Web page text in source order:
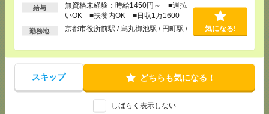
給与
無資格未経験：時給1450円～ ■週払
いOK ■扶養内OK ■日収1万1600円
以上
勤務地
京都市役所前駅 / 烏丸御池駅 / 円町駅 /
気になる!
スキップ どちらも気になる！
しばらく表示しない
気になる！ 電話応募